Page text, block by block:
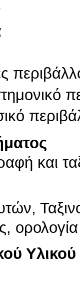
και
ορολογία
Υλικού